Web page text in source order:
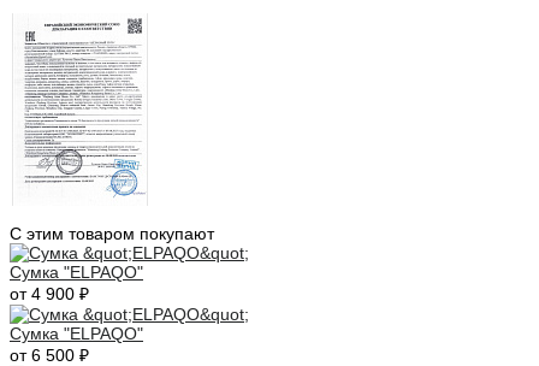
С этим товаром покупают
Сумка "ELPAQO"
от 4 900 ₽
Сумка "ELPAQO"
от 6 500 ₽